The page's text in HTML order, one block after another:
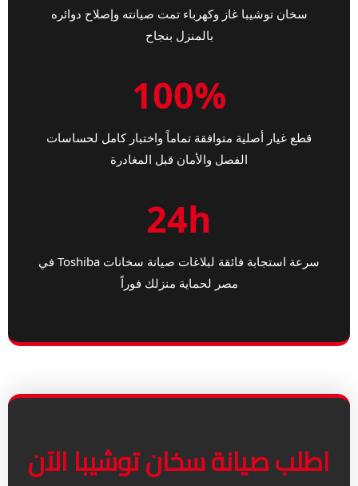
سخان توشيبا غاز وكهرباء تمت صيانته وإصلاح دوائره
بالمنزل بنجاح
100%
قطع غيار أصلية متوافقة تماماً واختبار كامل لحساسات
الفصل والأمان قبل المغادرة
24h
سرعة استجابة فائقة لبلاغات صيانة سخانات Toshiba في
مصر لحماية منزلك فوراً
اطلب صيانة سخان توشيبا الآن